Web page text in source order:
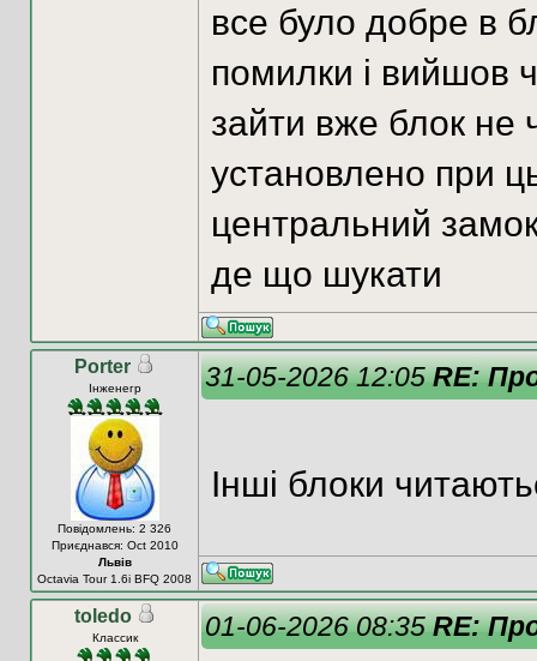
все було добре в
помилки і вийшов
зайти вже блок не
установлено при
центральний
де що шукати
Porter
Інженегр
Повідомлень: 2 326
Приєднався: Oct 2010
Львів
Oсtavia Tour 1.6i BFQ 2008
31-05-2026 12:05RE:
Інші блоки
toledo
Классик 01-06-2026 08:35RE: